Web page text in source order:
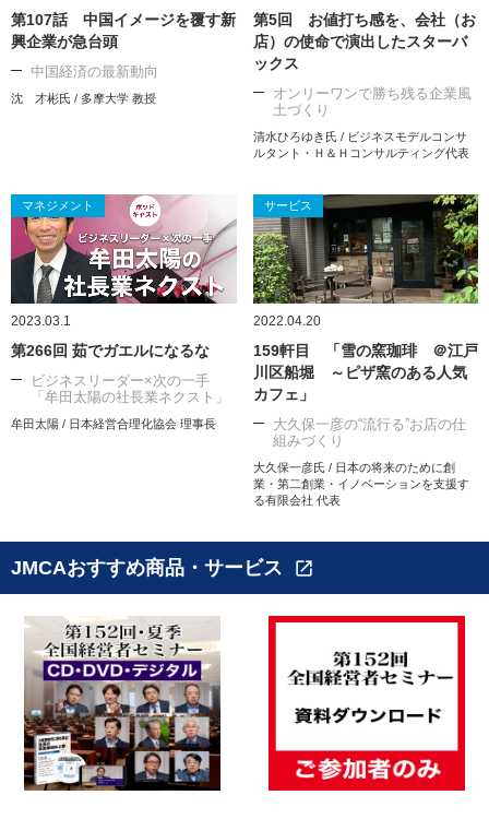
第107話 中国イメージを覆す新
興企業が急台頭
中国経済の最新動向
沈 才彬氏 / 多摩大学 教授
第5回 お値打ち感を、会社（お
店）の使命で演出したスターバ
ックス
オンリーワンで勝ち残る企業風
土づくり
清水ひろゆき氏 / ビジネスモデルコンサ
ルタント・Ｈ＆Ｈコンサルティング代表
マネジメント
2023.03.1
第266回 茹でガエルになるな
ビジネスリーダー×次の一手
「牟田太陽の社長業ネクスト」
牟田太陽 / 日本経営合理化協会 理事長
サービス
2022.04.20
159軒目 「雪の窯珈琲 ＠江戸
川区船堀 ～ピザ窯のある人気
カフェ」
大久保一彦の“流行る”お店の仕
組みづくり
大久保一彦氏 / 日本の将来のために創
業・第二創業・イノベーションを支援す
る有限会社 代表
JMCAおすすめ商品・サービス open_in_new